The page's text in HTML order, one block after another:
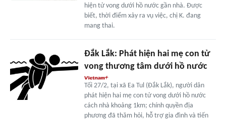
hiện tử vong dưới hồ nước gần nhà. Được
biết, thời điểm xảy ra vụ việc, chị K. đang
mang thai.
Đắk Lắk: Phát hiện hai mẹ con tử
vong thương tâm dưới hồ nước
Tối 27/2, tại xã Ea Tul (Đắk Lắk), người dân
phát hiện hai mẹ con tử vong dưới hồ nước
cách nhà khoảng 1km; chính quyền địa
phương đã thăm hỏi, hỗ trợ gia đình và tiến